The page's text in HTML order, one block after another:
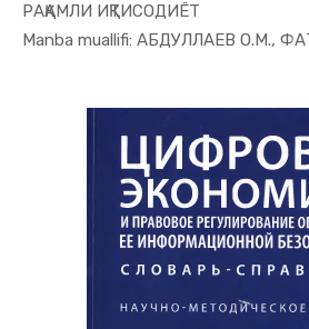
РАҚАМЛИ ИҚТИСОДИЁТ
Manba muallifi: АБДУЛЛАЕВ О.М.,
In Raqamli...